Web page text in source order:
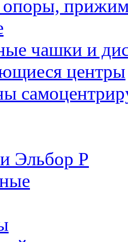
опоры,
чашки и
центры
Эльбор Р